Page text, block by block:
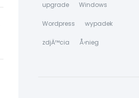
upgrade Windows
Wordpress wypadek
zdjÄ™cia Å›nieg